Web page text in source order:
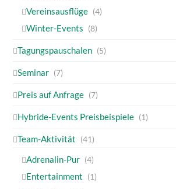
Vereinsausflüge (4)
Winter-Events (8)
Tagungspauschalen (5)
Seminar (7)
Preis auf Anfrage (7)
Hybride-Events Preisbeispiele (1)
Team-Aktivität (41)
Adrenalin-Pur (4)
Entertainment (1)